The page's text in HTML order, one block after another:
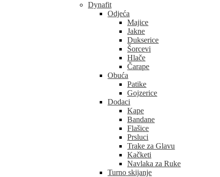
Dynafit
Odjeća
Majice
Jakne
Dukserice
Šorcevi
Hlače
Čarape
Obuća
Patike
Gojzerice
Dodaci
Kape
Bandane
Flašice
Prsluci
Trake za Glavu
Kačketi
Navlaka za Ruke
Turno skijanje